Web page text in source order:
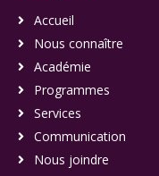
Accueil
Nous connaître
Académie
Programmes
Services
Communication
Nous joindre